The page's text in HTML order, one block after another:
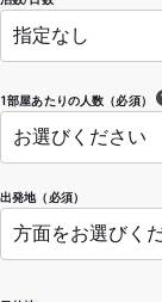
出発地（必須）
1部屋あたりの人数（必須）